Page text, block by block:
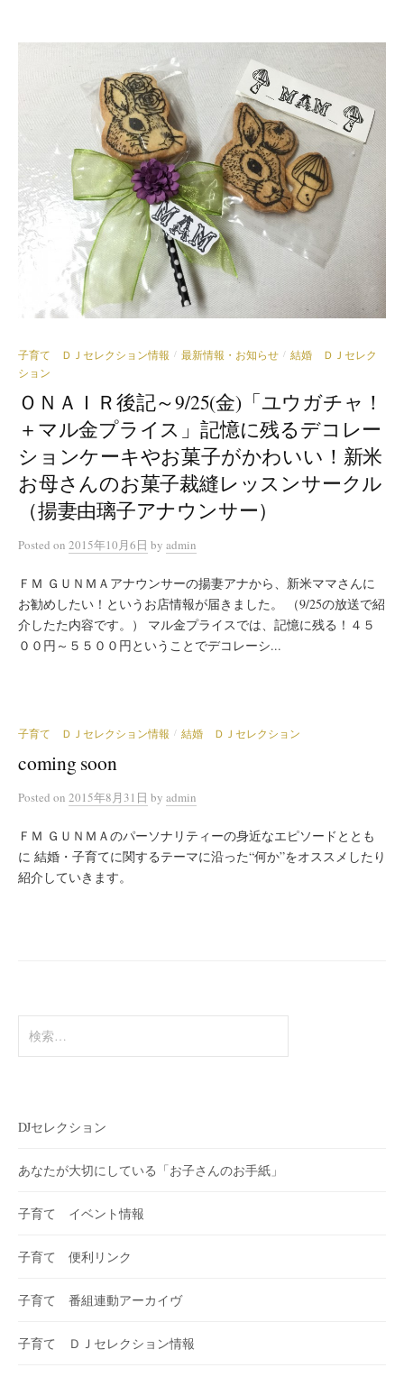
子育て ＤＪセレクション情報 / 最新情報・お知らせ / 結婚 ＤＪセレク
ション
ＯＮＡＩＲ後記～9/25(金)「ユウガチャ！
＋マル金プライス」記憶に残るデコレー
ションケーキやお菓子がかわいい！新米
お母さんのお菓子裁縫レッスンサークル
（揚妻由璃子アナウンサー）
Posted on 2015年10月6日 by admin
ＦＭ ＧＵＮＭＡアナウンサーの揚妻アナから、新米ママさんに
お勧めしたい！というお店情報が届きました。 （9/25の放送で紹
介したた内容です。） マル金プライスでは、記憶に残る！４５
００円～５５００円ということでデコレーシ...
子育て ＤＪセレクション情報 / 結婚 ＤＪセレクション
coming soon
Posted on 2015年8月31日 by admin
ＦＭ ＧＵＮＭＡのパーソナリティーの身近なエピソードととも
に 結婚・子育てに関するテーマに沿った“何か”をオススメしたり
紹介していきます。
索:
DJセレクション
あなたが大切にしている「お子さんのお手紙」
子育て イベント情報
子育て 便利リンク
子育て 番組連動アーカイヴ
子育て ＤＪセレクション情報